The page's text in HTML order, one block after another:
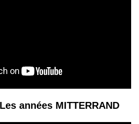
Les années MITTERRAND